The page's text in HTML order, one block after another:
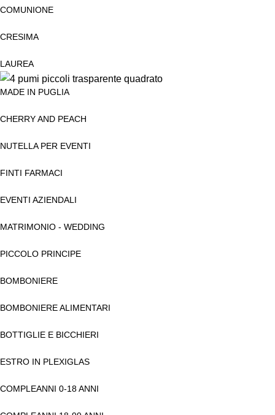
COMUNIONE
CRESIMA
LAUREA
MADE IN PUGLIA
CHERRY AND PEACH
NUTELLA PER EVENTI
FINTI FARMACI
EVENTI AZIENDALI
MATRIMONIO - WEDDING
PICCOLO PRINCIPE
BOMBONIERE
BOMBONIERE ALIMENTARI
BOTTIGLIE E BICCHIERI
ESTRO IN PLEXIGLAS
COMPLEANNI 0-18 ANNI